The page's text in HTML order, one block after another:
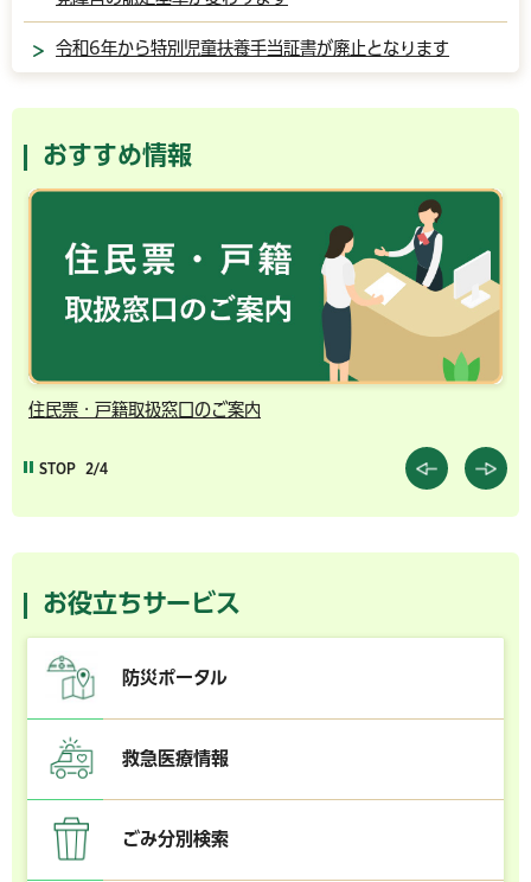
令和6年から特別児童扶養手当証書が廃止となります
おすすめ情報
住民票・戸籍取扱窓口のご案内
STOP 2/4
お役立ちサービス
防災ポータル
救急医療情報
ごみ分別検索